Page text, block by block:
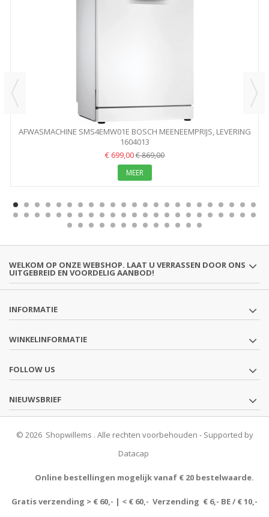
AFWASMACHINE SMS4EMW01E BOSCH MEENEEMPRIJS, LEVERING
+25...
1604013
€ 699,00€ 869,00
MEER
WELKOM OP ONZE WEBSHOP. LAAT U VERRASSEN DOOR ONS
UITGEBREID EN VOORDELIG AANBOD!
INFORMATIE
WINKELINFORMATIE
FOLLOW US
NIEUWSBRIEF
© 2026 Shopwillems . Alle rechten voorbehouden - Supported by
Datacap
Online bestellingen mogelijk vanaf € 20 bestelwaarde.
Gratis verzending > € 60,- | < € 60,- Verzending € 6,- BE / € 10,-